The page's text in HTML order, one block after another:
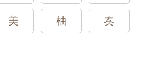
美 柚 奏